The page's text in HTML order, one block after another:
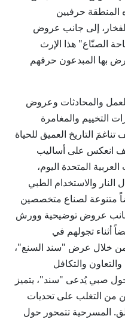
المنطقة حرفيين
إلى جانب عروض
الصنّاع" هذا الإرث
بها المبدعون حرفهم
والمحادثات وعروض
التخييم والمغامرة
التاريخ العميق للحياة
انعكس على أساليب
المتحدة اليوم،
والاستخدام الطبي
متنوعة لصناع متخصصين
عروض توضيحية وورش
أثناء تجولهم في
من خلال عرض "سند السنع"،
والتكافل
صبي يُدعى "سند"، يتميز
من التغلب على تحديات
المسرحية تتمحور حول